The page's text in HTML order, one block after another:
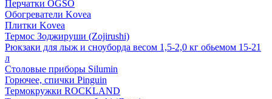
Перчатки OGSO
Обогреватели Kovea
Плитки Kovea
Термос Зоджируши (Zojirushi)
Рюкзаки для лыж и сноуборда весом 1,5-2,0 кг обьемом 15-21
л
Столовые приборы Silumin
Горючее, спички Pinguin
Термокружки ROCKLAND